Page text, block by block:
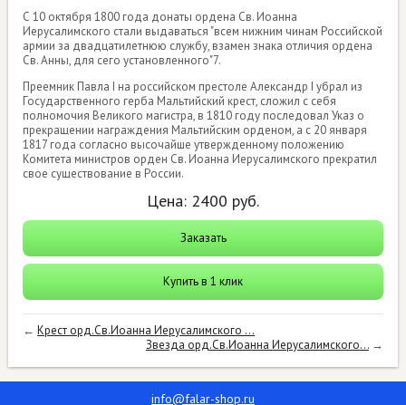
С 10 октября 1800 года донаты ордена Св. Иоанна
Иерусалимского стали выдаваться "всем нижним чинам Российской
армии за двадцатилетнюю службу, взамен знака отличия ордена
Св. Анны, для сего установленного"7.
Преемник Павла I на российском престоле Александр I убрал из
Государственного герба Мальтийский крест, сложил с себя
полномочия Великого магистра, в 1810 году последовал Указ о
прекращении награждения Мальтийским орденом, а с 20 января
1817 года согласно высочайше утвержденному положению
Комитета министров орден Св. Иоанна Иерусалимского прекратил
свое существование в России.
Цена: 2400 руб.
Заказать
Купить в 1 клик
←Крест орд.Св.Иоанна Иерусалимского ...
Звезда орд.Св.Иоанна Иерусалимского...→
info@falar-shop.ru